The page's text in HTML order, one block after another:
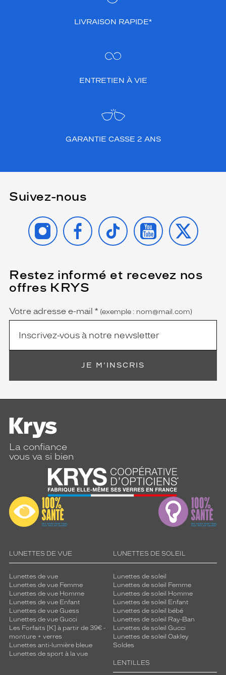
LIVRAISON RAPIDE*
ENTRETIEN À VIE
GARANTIE CASSE 2 ANS
Suivez-nous
INSTAGRAMFACEBOOK
TIKTOK YOUTUBE
X
Restez informé et recevez nos
offres KRYS
Name
Votre adresse e-mail *
(Ce
champ
est
(exemple : nom@mail.com)
JE M'INSCRIS
La confiance
vous va si bien
LUNETTES DE VUE
Lunettes de vue
Lunettes de vue Femme
Lunettes de vue Homme
Lunettes de vue Enfant
Lunettes de vue Guess
Lunettes de vue Gucci
Les Forfaits [K] à partir de 39€ -
monture + verres
Lunettes anti-lumière bleue
Lunettes de sport à la vue
LUNETTES DE SOLEIL
Lunettes de soleil
Lunettes de soleil Femme
Lunettes de soleil Homme
Lunettes de soleil Enfant
Lunettes de soleil bébé
Lunettes de soleil Ray-Ban
Lunettes de soleil Gucci
Lunettes de soleil Oakley
Soldes
LENTILLES